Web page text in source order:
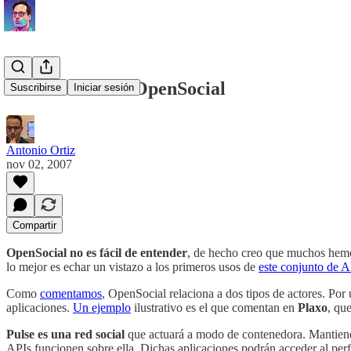
Suscribirse Iniciar sesión
Cómo funciona OpenSocial
Antonio Ortiz
nov 02, 2007
Compartir
OpenSocial no es fácil de entender, de hecho creo que muchos
lo mejor es echar un vistazo a los primeros usos de este conjunto de
Como comentamos, OpenSocial relaciona a dos tipos de actores.
aplicaciones. Un ejemplo ilustrativo es el que comentan en Plaxo,
Pulse es una red social que actuará a modo de contenedora.
APIs funcionen sobre ella. Dichas aplicaciones podrán acceder al